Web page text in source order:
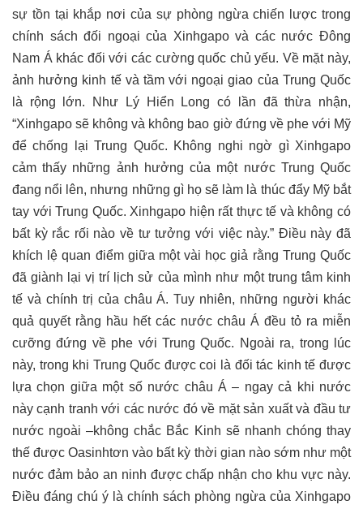
sự tồn tại khắp nơi của sự phòng ngừa chiến lược trong
chính sách đối ngoại của Xinhgapo và các nước Đông
Nam Á khác đối với các cường quốc chủ yếu. Về mặt này,
ảnh hưởng kinh tế và tầm với ngoại giao của Trung Quốc
là rộng lớn. Như Lý Hiển Long có lần đã thừa nhận,
“Xinhgapo sẽ không và không bao giờ đứng về phe với Mỹ
để chống lại Trung Quốc. Không nghi ngờ gì Xinhgapo
cảm thấy những ảnh hưởng của một nước Trung Quốc
đang nổi lên, nhưng những gì họ sẽ làm là thúc đẩy Mỹ bắt
tay với Trung Quốc. Xinhgapo hiện rất thực tế và không có
bất kỳ rắc rối nào về tư tưởng với việc này.” Điều này đã
khích lệ quan điểm giữa một vài học giả rằng Trung Quốc
đã giành lại vị trí lịch sử của mình như một trung tâm kinh
tế và chính trị của châu Á. Tuy nhiên, những người khác
quả quyết rằng hầu hết các nước châu Á đều tỏ ra miễn
cưỡng đứng về phe với Trung Quốc. Ngoài ra, trong lúc
này, trong khi Trung Quốc được coi là đối tác kinh tế được
lựa chọn giữa một số nước châu Á – ngay cả khi nước
này cạnh tranh với các nước đó về mặt sản xuất và đầu tư
nước ngoài –không chắc Bắc Kinh sẽ nhanh chóng thay
thế được Oasinhtơn vào bất kỳ thời gian nào sớm như một
nước đảm bảo an ninh được chấp nhận cho khu vực này.
Điều đáng chú ý là chính sách phòng ngừa của Xinhgapo